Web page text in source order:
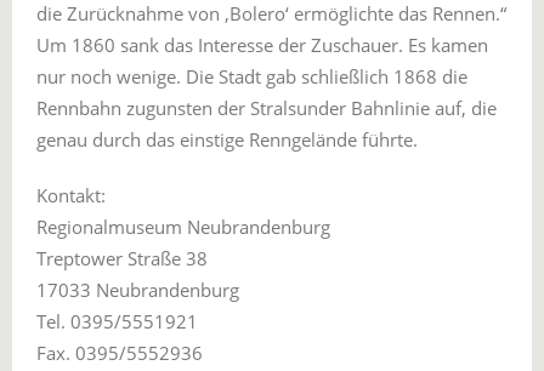
die Zurücknahme von ,Bolero‘ ermöglichte das Rennen.“
Um 1860 sank das Interesse der Zuschauer. Es kamen
nur noch wenige. Die Stadt gab schließlich 1868 die
Rennbahn zugunsten der Stralsunder Bahnlinie auf, die
genau durch das einstige Renngelände führte.
Kontakt:
Regionalmuseum Neubrandenburg
Treptower Straße 38
17033 Neubrandenburg
Tel. 0395/5551921
Fax. 0395/5552936